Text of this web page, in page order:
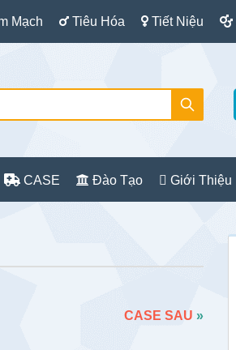
Mạch Tiêu Hóa Tiết Niệu
CASE Đào Tạo Giới Thiệu
CASE SAU »